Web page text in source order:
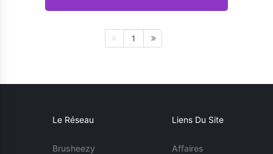
1
Le Réseau
Brusheezy
Liens Du Site
Affaires